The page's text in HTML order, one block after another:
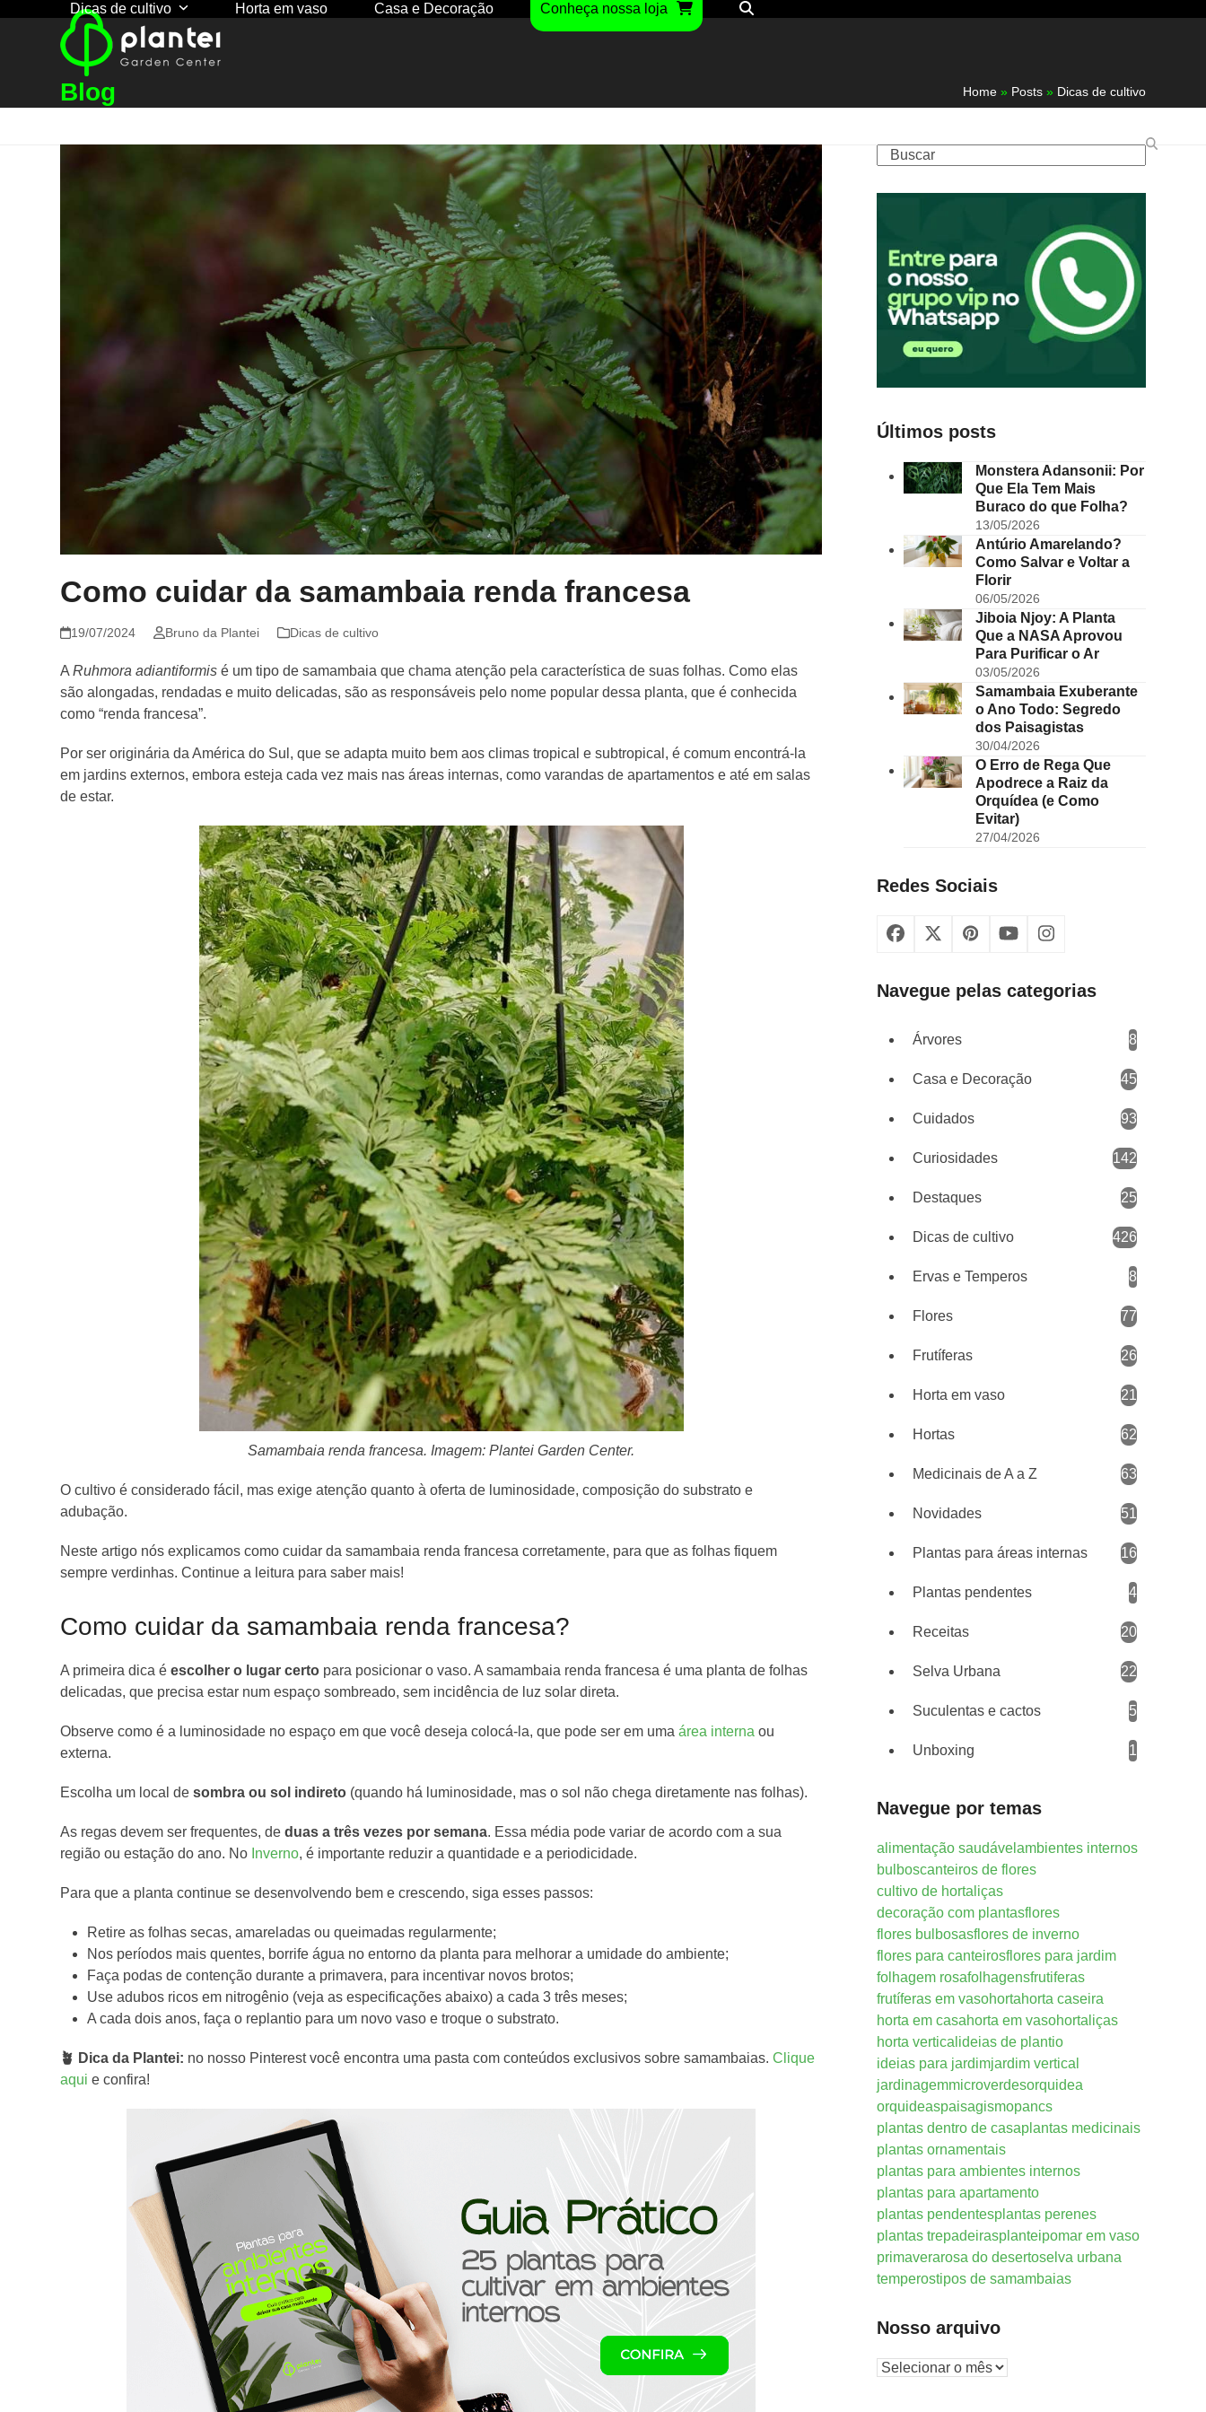
Dicas de cultivo Horta em vaso Casa e Decoração Conheça nossa loja
Blog Home» Posts» Dicas de cultivo
Como cuidar da samambaia renda francesa
19/07/2024 Bruno da Plantei Dicas de cultivo
ARuhmora adiantiformis é um tipo de samambaia que chama atenção pela característica de suas folhas. Como elas
são alongadas, rendadas e muito delicadas, são as responsáveis pelo nome popular dessa planta, que é conhecida
como “renda francesa”.
Por ser originária da América do Sul, que se adapta muito bem aos climas tropical e subtropical, é comum encontrá-la
em jardins externos, embora esteja cada vez mais nas áreas internas, como varandas de apartamentos e até em salas
de estar.
Samambaia renda francesa. Imagem: Plantei Garden Center.
O cultivo é considerado fácil, mas exige atenção quanto à oferta de luminosidade, composição do substrato e
adubação.
Neste artigo nós explicamos como cuidar da samambaia renda francesa corretamente, para que as folhas fiquem
sempre verdinhas. Continue a leitura para saber mais!
Como cuidar da samambaia renda francesa?
A primeira dica é escolher o lugar certo para posicionar o vaso. A samambaia renda francesa é uma planta de folhas
delicadas, que precisa estar num espaço sombreado, sem incidência de luz solar direta.
Observe como é a luminosidade no espaço em que você deseja colocá-la, que pode ser em umaárea interna ou
externa.
Escolha um local desombra ou sol indireto (quando há luminosidade, mas o sol não chega diretamente nas folhas).
As regas devem ser frequentes, de duas a três vezes por semana. Essa média pode variar de acordo com a sua
região ou estação do ano. No Inverno, é importante reduzir a quantidade e a periodicidade.
Para que a planta continue se desenvolvendo bem e crescendo, siga esses passos:
Retire as folhas secas, amareladas ou queimadas regularmente;
Nos períodos mais quentes, borrife água no entorno da planta para melhorar a umidade do ambiente;
Faça podas de contenção durante a primavera, para incentivar novos brotos;
Use adubos ricos em nitrogênio (veja as especificações abaixo) a cada 3 três meses;
A cada dois anos, faça o replantio para um novo vaso e troque o substrato.
🪴 Dica da Plantei: no nosso Pinterest você encontra uma pasta com conteúdos exclusivos sobre samambaias.Clique
aqui e confira!
Buscar
Últimos posts
Monstera Adansonii: Por
Que Ela Tem Mais
Buraco do que Folha?
13/05/2026
Antúrio Amarelando?
Como Salvar e Voltar a
Florir
06/05/2026
Jiboia Njoy: A Planta
Que a NASA Aprovou
Para Purificar o Ar
03/05/2026
Samambaia Exuberante
o Ano Todo: Segredo
dos Paisagistas
30/04/2026
O Erro de Rega Que
Apodrece a Raiz da
Orquídea (e Como
Evitar)
27/04/2026
Redes Sociais
Facebook
X Pinterest
YouTubeInstagram
Navegue pelas categorias
Árvores 8
Casa e Decoração 45
Cuidados 93
Curiosidades 142
Destaques 25
Dicas de cultivo 426
Ervas e Temperos 8
Flores 77
Frutíferas 26
Horta em vaso 21
Hortas 62
Medicinais de A a Z 63
Novidades 51
Plantas para áreas internas 16
Plantas pendentes 4
Receitas 20
Selva Urbana 22
Suculentas e cactos 5
Unboxing 1
Navegue por temas
alimentação saudável ambientes internos
bulboscanteiros de flores
cultivo de hortaliças
decoração com plantasflores
flores bulbosasflores de inverno
flores para canteirosflores para jardim
folhagem rosafolhagensfrutiferas
frutíferas em vasohortahorta caseira
horta em casahorta em vasohortaliças
horta vertical ideias de plantio
ideias para jardimjardim vertical
jardinagemmicroverdesorquidea
orquideaspaisagismopancs
plantas dentro de casaplantas medicinais
plantas ornamentais
plantas para ambientes internos
plantas para apartamento
plantas pendentesplantas perenes
plantas trepadeirasplanteipomar em vaso
primaverarosa do desertoselva urbana
temperostipos de samambaias
Nosso arquivo
Nosso